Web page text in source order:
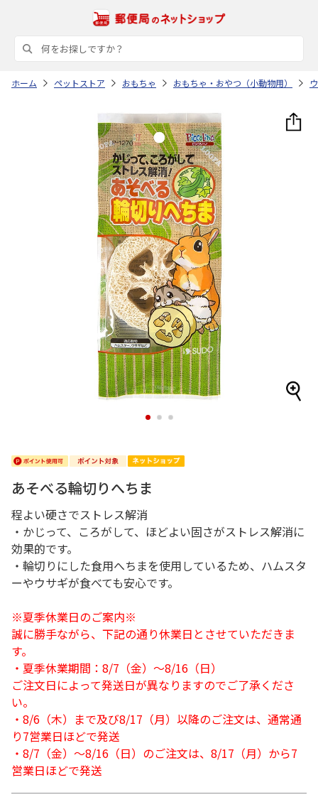
ホーム ペットストア おもちゃ おもちゃ・おやつ（小動物用）
1 2 3
あそべる輪切りへちま
程よい硬さでストレス解消
・かじって、ころがして、ほどよい固さがストレス解消に
効果的です。
・輪切りにした食用へちまを使用しているため、ハムスタ
ーやウサギが食べても安心です。
※夏季休業日のご案内※
誠に勝手ながら、下記の通り休業日とさせていただきま
す。
・夏季休業期間：8/7（金）～8/16（日）
ご注文日によって発送日が異なりますのでご了承くださ
い。
・8/6（木）まで及び8/17（月）以降のご注文は、通常通
り7営業日ほどで発送
・8/7（金）～8/16（日）のご注文は、8/17（月）から7
営業日ほどで発送